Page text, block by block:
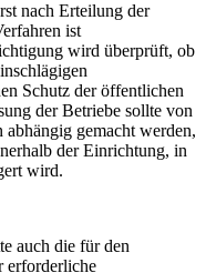
nach Erteilung der
ist
wird überprüft, ob
Schutz der öffentlichen
der Betriebe sollte von
gemacht werden,
der Einrichtung, in
wird.
auch die für den
erforderliche